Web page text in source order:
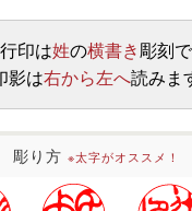
印は姓の横書き 彫刻
影は右から左へ読みま
彫り方 ※太字がオススメ！